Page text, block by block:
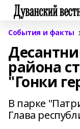
События и факты
района
"Гонки
В парке
Глава